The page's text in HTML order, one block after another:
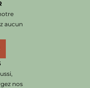
aucun
nos